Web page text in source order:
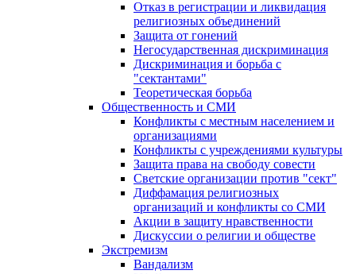
Отказ в регистрации и ликвидация
религиозных объединений
Защита от гонений
Негосударственная дискриминация
Дискриминация и борьба с
"сектантами"
Теоретическая борьба
Общественность и СМИ
Конфликты с местным населением и
организациями
Конфликты с учреждениями культуры
Защита права на свободу совести
Светские организации против "сект"
Диффамация религиозных
организаций и конфликты со СМИ
Акции в защиту нравственности
Дискуссии о религии и обществе
Экстремизм
Вандализм